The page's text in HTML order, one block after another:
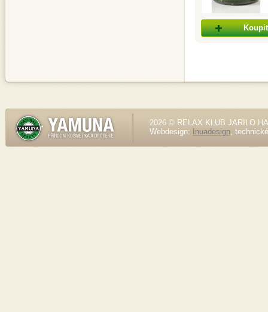
Koupit
2026 © RELAX KLUB JARILO
Webdesign: Inuadesign ,